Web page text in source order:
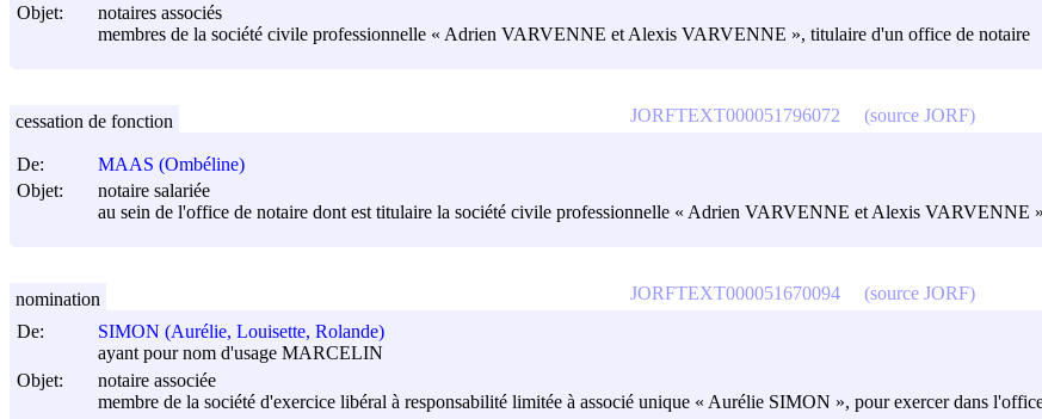
Objet:
notaires associés
membres de la société civile professionnelle « Adrien VARVENNE et Alexis VARVENNE », titulaire d'un office de notaire
De:
MAAS (Ombéline)
Objet:
notaire salariée
au sein de l'office de notaire dont est titulaire la société civile professionnelle « Adrien VARVENNE et Alexis VARVENNE »
JORFTEXT000051796072 (source JORF)
cessation de fonction
De:
SIMON (Aurélie, Louisette, Rolande)
ayant pour nom d'usage MARCELIN
Objet:
notaire associée
membre de la société d'exercice libéral à responsabilité limitée à associé unique « Aurélie SIMON », pour exercer dans
JORFTEXT000051670094 (source JORF)
nomination